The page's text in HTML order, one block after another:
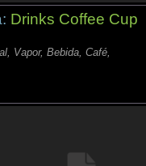
Drinks Coffee Cup
Vapor, Bebida, Café,